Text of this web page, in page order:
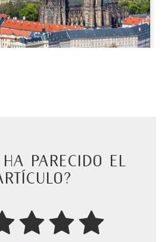
ha parecido el